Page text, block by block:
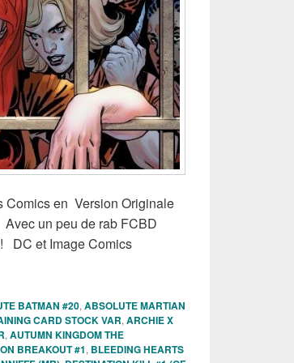
Comics en Version Originale
Avec un peu de rab FCBD
DC et Image Comics
et Image Comics de la semaine du 13 Mai
BATMAN #20, ABSOLUTE MARTIAN
CARD STOCK VAR, ARCHIE X
, AUTUMN KINGDOM THE
BREAKOUT #1, BLEEDING HEARTS